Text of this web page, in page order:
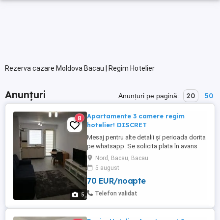
Rezerva cazare Moldova Bacau | Regim Hotelier
Anunțuri Anunțuri pe pagină: 20 50
5
8
Apartamente 3 camere regim
hotelier! DISCRET
Mesaj pentru alte detalii și perioada dorita
pe whatsapp. Se solicita plata în avans
pentru o zi de cazare pentru rezervare.
Pentru minim 3 zile pretul este 350 zi
Inchiriez apartamene 3 camere in regim
hotelier in cartierul rezidential Bacovia,
apartamentul este nou, din 2018, cu loc de
Nord, Bacau, Bacau
5 august
70 EUR/noapte
Telefon validat